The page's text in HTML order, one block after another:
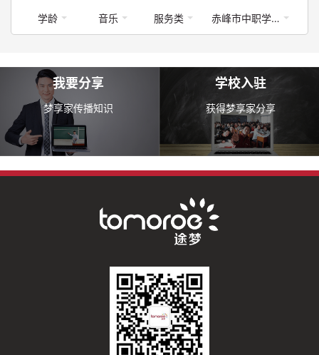
学龄 音乐 服务类 赤峰市中职学校专业介绍
我要分享
梦享家传播知识
学校入驻
获得梦享家分享